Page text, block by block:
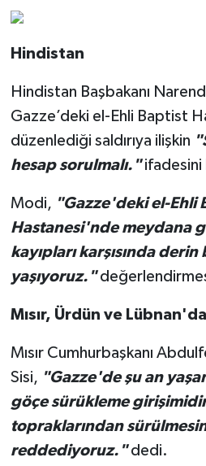
Hindistan
Hindistan Başbakanı
Gazze’deki el-Ehli Baptist
düzenlediği saldırıya ilişkin
hesap sorulmalı."ifadesini
Modi, "Gazze'deki el-Ehli
Hastanesi'nde meydana
kayıpları karşısında derin
yaşıyoruz."
Mısır, Ürdün ve
Mısır Cumhurbaşkanı
Sisi, "Gazze'de şu an
göçe sürükleme
topraklarından
reddediyoruz."dedi.